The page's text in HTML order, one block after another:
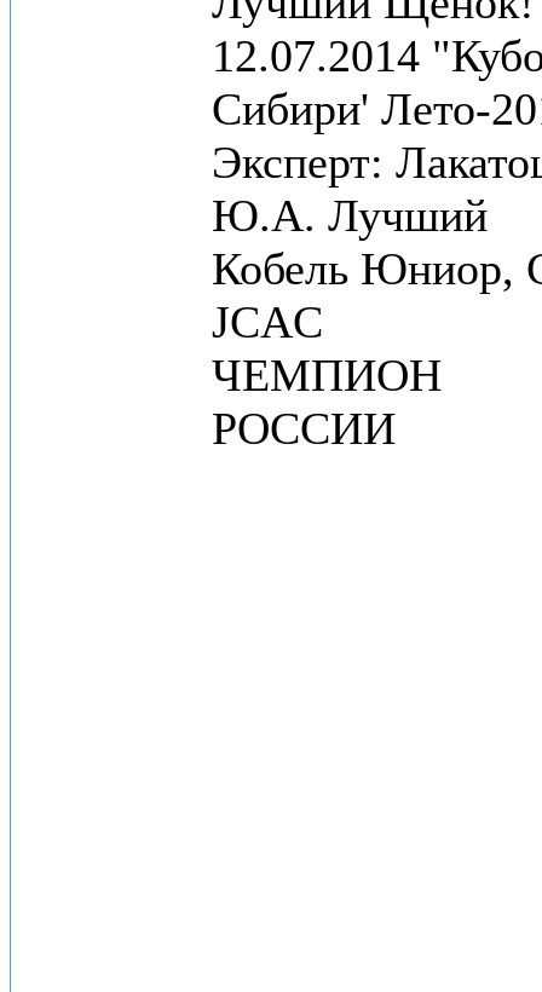
12.07.2014
Сибири' Лето-
Эксперт:
Ю.А. Лучший
Кобель Юниор,
JCAC
ЧЕМПИОН
РОССИИ